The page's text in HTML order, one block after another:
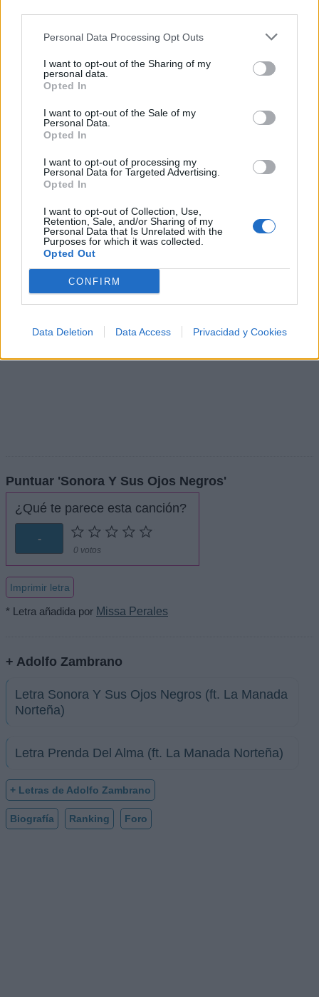
Personal Data Processing Opt Outs
I want to opt-out of the Sharing of my
personal data.
Opted In
I want to opt-out of the Sale of my
Personal Data.
Opted In
I want to opt-out of processing my
Personal Data for Targeted Advertising.
Opted In
I want to opt-out of Collection, Use,
Retention, Sale, and/or Sharing of my
Personal Data that Is Unrelated with the
Purposes for which it was collected.
Opted Out
CONFIRM
Data Deletion Data Access Privacidad y Cookies
sea. En Santa Ana y Guatabampo ella fue tratada
muy mal, pero si no me hubiera querido tanto, ¿por
Quizás algún santo nos unió en el camino para que
Guaymas y Puerto Peñasco, no piensen que me
olvidé de ella, pues durmió entre mis brazos en San
Luis Río Colorado. Y al cantarle a sus ojos negros,
también le canto a su hermoso estado de Sonora.
Vídeo con letra
Puntuar 'Sonora Y Sus Ojos Negros'
¿Qué te parece esta canción?
-
0 votos
Imprimir letra
* Letra añadida por Missa Perales
+ Adolfo Zambrano
Letra Sonora Y Sus Ojos Negros (ft. La Manada
Norteña)
Letra Prenda Del Alma (ft. La Manada Norteña)
+ Letras de Adolfo Zambrano
Biografía Ranking Foro